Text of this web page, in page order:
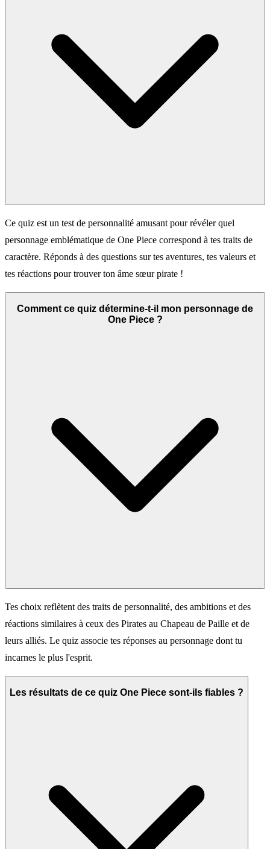
Ce quiz est un test de personnalité amusant pour révéler quel
personnage emblématique de One Piece correspond à tes traits de
caractère. Réponds à des questions sur tes aventures, tes valeurs et
tes réactions pour trouver ton âme sœur pirate !
Comment ce quiz détermine-t-il mon personnage de
One Piece ?
Tes choix reflètent des traits de personnalité, des ambitions et des
réactions similaires à ceux des Pirates au Chapeau de Paille et de
leurs alliés. Le quiz associe tes réponses au personnage dont tu
incarnes le plus l'esprit.
Les résultats de ce quiz One Piece sont-ils fiables ?